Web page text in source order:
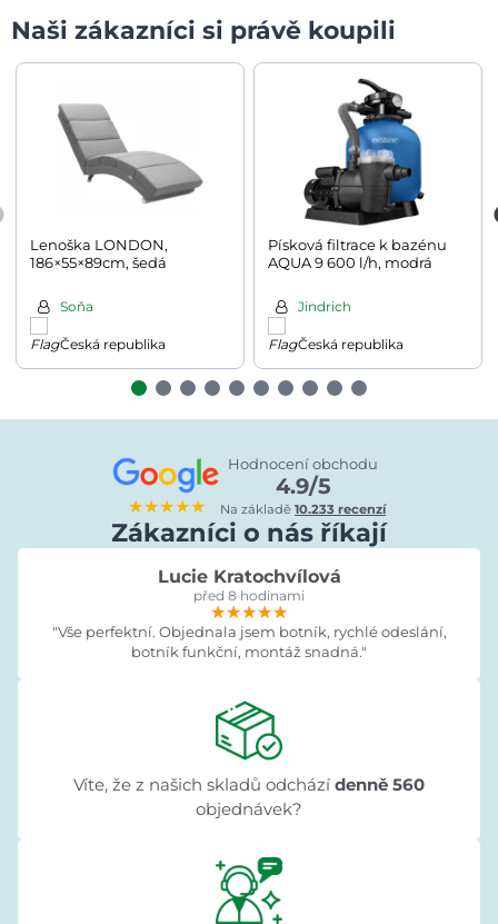
Naši zákazníci si právě koupili
Lenoška LONDON,
186×55×89cm, šedá
Soňa
Česká republika
Písková filtrace k bazénu
AQUA 9 600 l/h, modrá
Jindrich
Česká republika
★★★★★
Hodnocení obchodu
4.9/5
Na základě10.233 recenzí
Zákazníci o nás říkají
Lucie Kratochvílová
před 8 hodinami
★★★★★
★★★★★
★★★★★
"Vše perfektní. Objednala jsem botník, rychlé odeslání,
botník funkční, montáž snadná."
Víte, že z našich skladů odchází denně 560
objednávek?